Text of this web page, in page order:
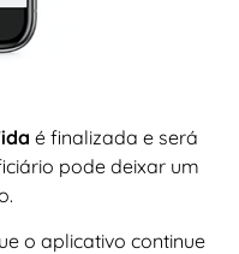
é finalizada e será
pode deixar um
o aplicativo continue